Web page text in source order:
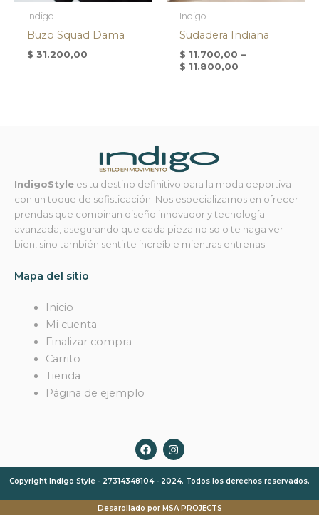
Indigo
Buzo Squad Dama
$ 31.200,00
Indigo
Sudadera Indiana
$ 11.700,00 –
$ 11.800,00
IndigoStyle es tu destino definitivo para la moda deportiva
con un toque de sofisticación. Nos especializamos en ofrecer
prendas que combinan diseño innovador y tecnología
avanzada, asegurando que cada pieza no solo te haga ver
bien, sino también sentirte increíble mientras entrenas
Mapa del sitio
Inicio
Mi cuenta
Finalizar compra
Carrito
Tienda
Página de ejemplo
F
a
c
e
b
o
o
I
n
s
t
a
g
r
Copyright Indigo Style - 27314348104 - 2024. Todos los derechos reservados.
Desarollado por MSA PROJECTS